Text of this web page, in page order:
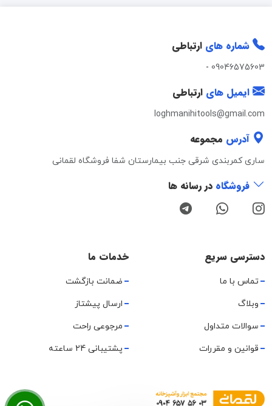
شماره های ارتباطی
09046575603
-
ایمیل های ارتباطی
loghmanihitools@gmail.com
آدرس مجموعه
ساری کمربندی شرقی جنب بیمارستان شفا فروشگاه لقمانی
فروشگاه در رسانه ها
دسترسی سریع
تماس با ما
وبلاگ
سوالات متداول
قوانین و مقررات
خدمات ما
ضمانت بازگشت
ارسال پیشتاز
مرجوعی راحت
پشتیبانی 24 ساعته